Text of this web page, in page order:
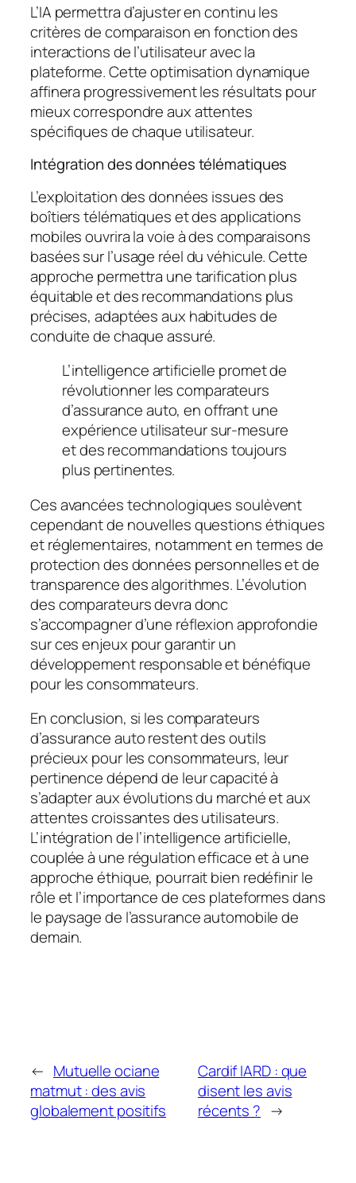
L’IA permettra d’ajuster en continu les
critères de comparaison en fonction des
interactions de l’utilisateur avec la
plateforme. Cette optimisation dynamique
affinera progressivement les résultats pour
mieux correspondre aux attentes
spécifiques de chaque utilisateur.
Intégration des données télématiques
L’exploitation des données issues des
boîtiers télématiques et des applications
mobiles ouvrira la voie à des comparaisons
basées sur l’usage réel du véhicule. Cette
approche permettra une tarification plus
équitable et des recommandations plus
précises, adaptées aux habitudes de
conduite de chaque assuré.
L’intelligence artificielle promet de
révolutionner les comparateurs
d’assurance auto, en offrant une
expérience utilisateur sur-mesure
et des recommandations toujours
plus pertinentes.
Ces avancées technologiques soulèvent
cependant de nouvelles questions éthiques
et réglementaires, notamment en termes de
protection des données personnelles et de
transparence des algorithmes. L’évolution
des comparateurs devra donc
s’accompagner d’une réflexion approfondie
sur ces enjeux pour garantir un
développement responsable et bénéfique
pour les consommateurs.
En conclusion, si les comparateurs
d’assurance auto restent des outils
précieux pour les consommateurs, leur
pertinence dépend de leur capacité à
s’adapter aux évolutions du marché et aux
attentes croissantes des utilisateurs.
L’intégration de l’intelligence artificielle,
couplée à une régulation efficace et à une
approche éthique, pourrait bien redéfinir le
rôle et l’importance de ces plateformes dans
le paysage de l’assurance automobile de
demain.
← Mutuelle ociane
matmut : des avis
globalement positifs
Cardif IARD : que
disent les avis
récents ? →